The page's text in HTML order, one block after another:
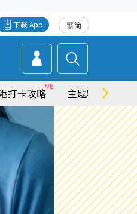
繁简
下載 App
打卡攻略 主题特集